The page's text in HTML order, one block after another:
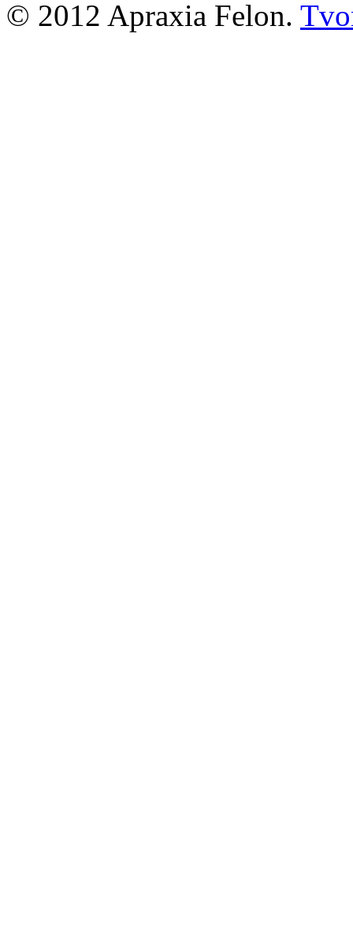
© 2012 Apraxia Felon.